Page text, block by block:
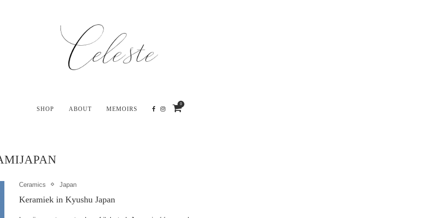
SHOP ABOUT MEMOIRS
0
Ceramics Japan
Keramiek in Kyushu Japan